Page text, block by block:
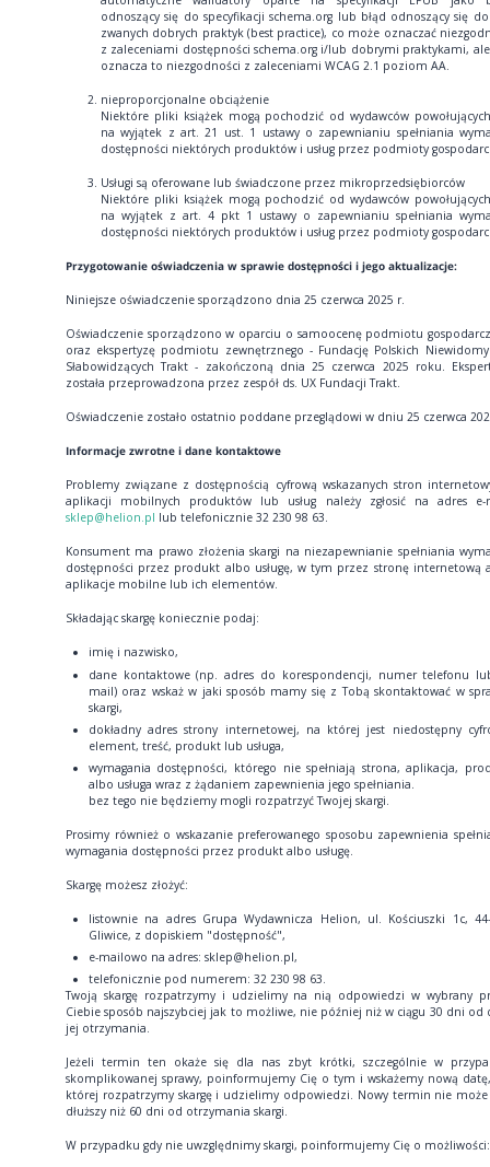
odnoszący się do specyfikacji schema.org lub błąd odnoszący się
zwanych dobrych praktyk (best practice), co może oznaczać
z zaleceniami dostępności schema.org i/lub dobrymi praktykami,
oznacza to niezgodności z zaleceniami WCAG 2.1 poziom AA.
nieproporcjonalne obciążenie
Niektóre pliki książek mogą pochodzić od wydawców
na wyjątek z art. 21 ust. 1 ustawy o zapewnianiu spełniania
dostępności niektórych produktów i usług przez podmioty
Usługi są oferowane lub świadczone przez mikroprzedsiębiorców
Niektóre pliki książek mogą pochodzić od wydawców
na wyjątek z art. 4 pkt 1 ustawy o zapewnianiu spełniania
dostępności niektórych produktów i usług przez podmioty
Przygotowanie oświadczenia w sprawie dostępności i jego aktualizacje:
Niniejsze oświadczenie sporządzono dnia 25 czerwca 2025 r.
Oświadczenie sporządzono w oparciu o samoocenę podmiotu
oraz ekspertyzę podmiotu zewnętrznego - Fundację Polskich
Słabowidzących Trakt - zakończoną dnia 25 czerwca 2025 roku.
została przeprowadzona przez zespół ds. UX Fundacji Trakt.
Oświadczenie zostało ostatnio poddane przeglądowi w dniu 25 czerwca
Informacje zwrotne i dane kontaktowe
Problemy związane z dostępnością cyfrową wskazanych stron
aplikacji mobilnych produktów lub usług należy zgłosić na adres e-
sklep@helion.pl lub telefonicznie 32 230 98 63.
Konsument ma prawo złożenia skargi na niezapewnianie spełniania
dostępności przez produkt albo usługę, w tym przez stronę internetową
aplikacje mobilne lub ich elementów.
Składając skargę koniecznie podaj:
imię i nazwisko,
dane kontaktowe (np. adres do korespondencji, numer telefonu
mail) oraz wskaż w jaki sposób mamy się z Tobą skontaktować w
skargi,
dokładny adres strony internetowej, na której jest niedostępny
element, treść, produkt lub usługa,
wymagania dostępności, którego nie spełniają strona, aplikacja,
albo usługa wraz z żądaniem zapewnienia jego spełniania.
bez tego nie będziemy mogli rozpatrzyć Twojej skargi.
Prosimy również o wskazanie preferowanego sposobu zapewnienia
wymagania dostępności przez produkt albo usługę.
Skargę możesz złożyć:
listownie na adres Grupa Wydawnicza Helion, ul. Kościuszki 1c,
Gliwice, z dopiskiem "dostępność",
e-mailowo na adres: sklep@helion.pl,
telefonicznie pod numerem: 32 230 98 63.
Twoją skargę rozpatrzymy i udzielimy na nią odpowiedzi w wybrany
Ciebie sposób najszybciej jak to możliwe, nie później niż w ciągu 30 dni od
jej otrzymania.
Jeżeli termin ten okaże się dla nas zbyt krótki, szczególnie w
skomplikowanej sprawy, poinformujemy Cię o tym i wskażemy nową
której rozpatrzymy skargę i udzielimy odpowiedzi. Nowy termin nie może
dłuższy niż 60 dni od otrzymania skargi.
W przypadku gdy nie uwzględnimy skargi, poinformujemy Cię o możliwości: